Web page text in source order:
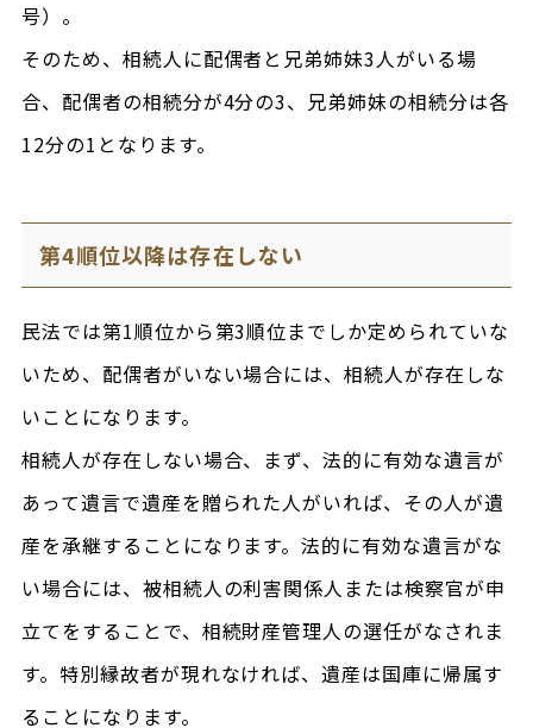
号）。
そのため、相続人に配偶者と兄弟姉妹3人がいる場
合、配偶者の相続分が4分の3、兄弟姉妹の相続分は各
12分の1となります。
第4順位以降は存在しない
民法では第1順位から第3順位までしか定められていな
いため、配偶者がいない場合には、相続人が存在しな
いことになります。
相続人が存在しない場合、まず、法的に有効な遺言が
あって遺言で遺産を贈られた人がいれば、その人が遺
産を承継することになります。法的に有効な遺言がな
い場合には、被相続人の利害関係人または検察官が申
立てをすることで、相続財産管理人の選任がなされま
す。特別縁故者が現れなければ、遺産は国庫に帰属す
ることになります。